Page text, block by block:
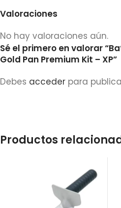
Valoraciones
No hay valoraciones aún.
Sé el primero en valorar
Gold Pan Premium Kit – XP”
Debes acceder para
Productos